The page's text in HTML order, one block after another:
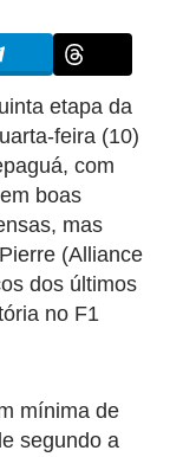
etapa da
feira (10)
com
boas
mas
(Alliance
dos últimos
no F1
mínima de
segundo a